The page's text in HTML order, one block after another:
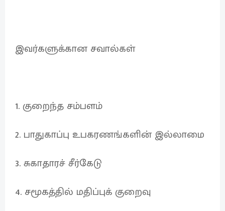
இவர்களுக்கான சவால்கள்
1. குறைந்த சம்பளம்
2. பாதுகாப்பு உபகரணங்களின் இல்லாமை
3. சுகாதாரச் சீர்கேடு
4. சமூகத்தில் மதிப்புக் குறைவு